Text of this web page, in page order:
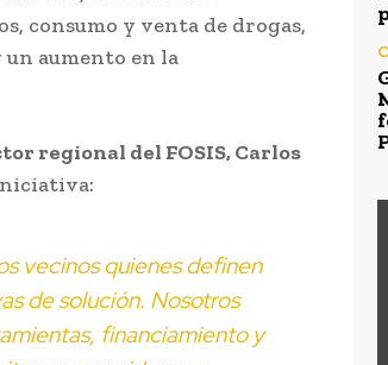
consumo y venta de drogas,
un aumento en la
regional del FOSIS, Carlos
vecinos quienes definen
de solución. Nosotros
financiamiento y